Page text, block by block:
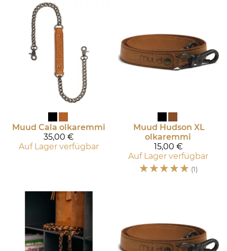
Muud Cala olkaremmi
35,00 €
Auf Lager verfügbar
Muud Hudson XL
olkaremmi
15,00 €
Auf Lager verfügbar
☆☆☆☆☆ (1)